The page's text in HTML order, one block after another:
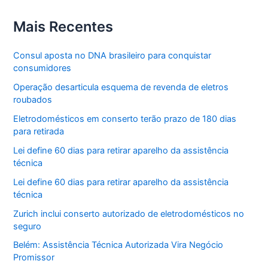
Mais Recentes
Consul aposta no DNA brasileiro para conquistar
consumidores
Operação desarticula esquema de revenda de eletros
roubados
Eletrodomésticos em conserto terão prazo de 180 dias
para retirada
Lei define 60 dias para retirar aparelho da assistência
técnica
Lei define 60 dias para retirar aparelho da assistência
técnica
Zurich inclui conserto autorizado de eletrodomésticos no
seguro
Belém: Assistência Técnica Autorizada Vira Negócio
Promissor